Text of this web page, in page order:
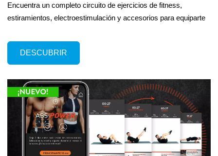
Encuentra un completo circuito de ejercicios de fitness,
estiramientos, electroestimulación y accesorios para equiparte
DESCUBRIR